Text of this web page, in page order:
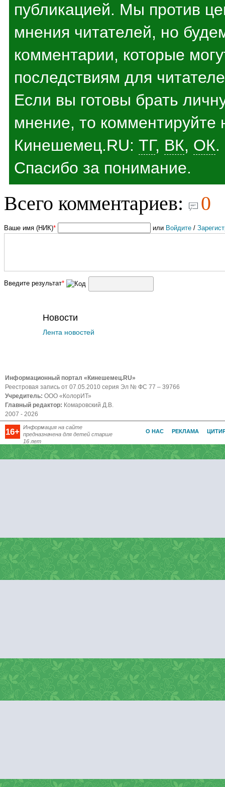
публикацией. Мы против
мнения читателей, но
комментарии, которые
последствиям для
Если вы готовы брать
мнение, то комментируйте
Кинешемец.RU: ТГ, ВК, ОК.
Спасибо за понимание.
Всего комментариев: 0
Ваше имя (НИК)* или Войдите /
Введите результат*
Новости
Лента новостей
Информационный портал «Кинешемец.RU»
Реестровая запись от 07.05.2010 серия Эл № ФС 77 – 39766
Учредитель: ООО «КолорИТ»
Главный редактор: Комаровский Д.В.
2007 - 2026
16+ Информация на сайте
предназначена для детей старше
16 лет
О НАС РЕКЛАМА